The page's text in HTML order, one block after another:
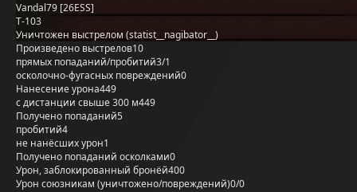
Vandal79 [26ESS]
Т-103
Уничтожен выстрелом (statist__nagibator__)
Произведено выстрелов10
прямых попаданий/пробитий3/1
осколочно-фугасных повреждений0
Нанесение урона449
с дистанции свыше 300 м449
Получено попаданий5
пробитий4
не нанёсших урон1
Получено попаданий осколками0
Урон, заблокированный бронёй400
Урон союзникам (уничтожено/повреждений)0/0